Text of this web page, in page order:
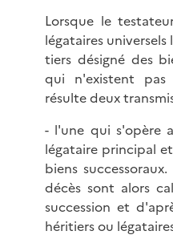
Lorsque le
légataires
tiers désigné des
qui n'existent pas
résulte deux
- l'une qui s'opère
légataire principal
biens
décès sont alors
succession et
héritiers ou